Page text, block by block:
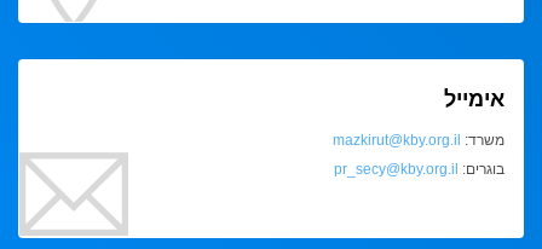
אימייל
משרד: mazkirut@kby.org.il
בוגרים: pr_secy@kby.org.il